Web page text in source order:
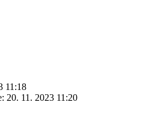
11:18
20. 11. 2023 11:20